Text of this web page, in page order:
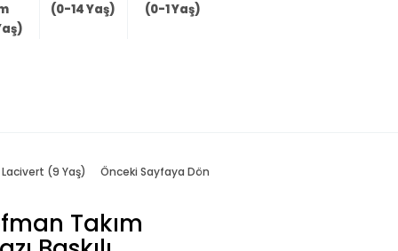
(0-14 Yaş)
(0-1 Yaş)
Lacivert (9 Yaş) Önceki Sayfaya Dön
Takım